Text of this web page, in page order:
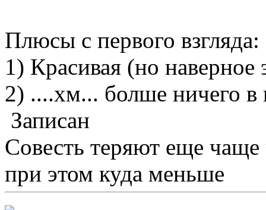
Плюсы с первого взгляда:
1) Красивая (но наверное
2) ....хм... болше ничего в
Записан
Совесть теряют еще
при этом куда меньше